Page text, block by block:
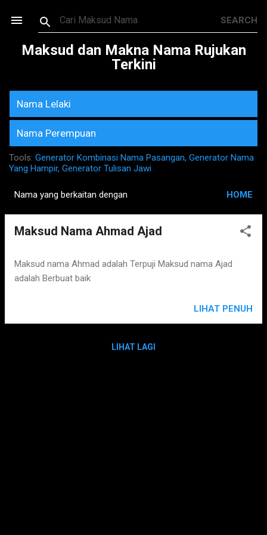
Skip to main content
Maksud dan Makna Nama Rujukan
Terkini
Nama Lelaki
Nama Perempuan
Tools: Generator Kombinasi Nama Pasangan, Generator Nama
Yang Hampir, Generator Tulisan Jawi
o
Nama yang berkaitan dengan HOME
Maksud Nama Ahmad Ajad
Maksud nama Ahmad adalah Terpuji Maksud nama Ajad
adalah Berbuat baik
LIHAT PENUH
LIHAT LAGI